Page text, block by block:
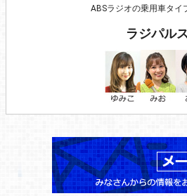
ABSラジオの乗用車タイ
ラジパル